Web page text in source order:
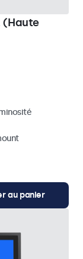
(Haute
au panier